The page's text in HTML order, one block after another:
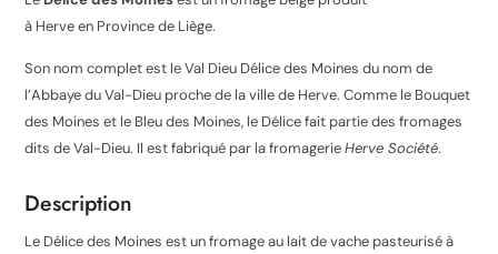
à Herve en Province de Liège.
Son nom complet est le Val Dieu Délice des Moines du nom de
l’Abbaye du Val-Dieu proche de la ville de Herve. Comme le Bouquet
des Moines et le Bleu des Moines, le Délice fait partie des fromages
dits de Val-Dieu. Il est fabriqué par la fromagerieHerve Société.
Description
Le Délice des Moines est un fromage au lait de vache pasteurisé à